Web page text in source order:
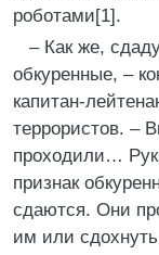
роботами[1].
– Как же,
обкуренные, –
капитан-
террористов. –
проходили…
признак
сдаются. Они
им или